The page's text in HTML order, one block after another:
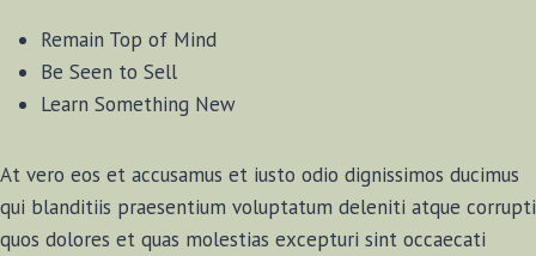
Remain Top of Mind
Be Seen to Sell
Learn Something New
At vero eos et accusamus et iusto odio dignissimos ducimus
qui blanditiis praesentium voluptatum deleniti atque corrupti
quos dolores et quas molestias excepturi sint occaecati